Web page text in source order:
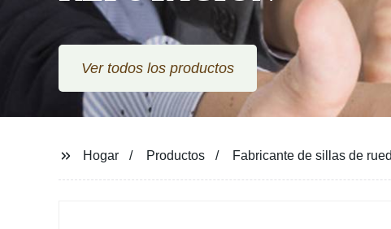
Ver todos los productos
Hogar Productos Fabricante de sillas de